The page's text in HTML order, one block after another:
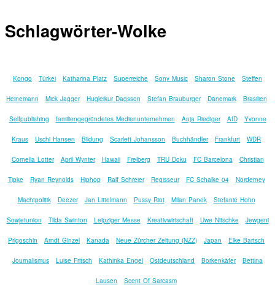
Schlagwörter-Wolke
Kongo Türkei Katharina Platz Superreiche Sony Music Sharon Stone Steffen
Heinemann Mick Jagger Hugleikur Dagsson Stefan Brauburger Dänemark Brasilien
Selfpublishing familiengegründetes Medienunternehmen Anja Riediger AfD Yvonne
Kraus Uschi Hansen Bildung Scarlett Johansson Buchhändler Frankfurt WDR
Cornelia Lotter April Wynter Hawaii Freiberg TRU Doku FC Barcelona Christian
Tipke Ryan Reynolds Hiphop Ralf Schreier Regisseur FC Schalke 04 Norderney
Machtpolitik Deezer Jan Littelmann Pussy Riot Milan Panek Stefanie Hohn
Sowjetunion Tilda Swinton Leipziger Messe Kreativwirtschaft Uwe Nitschke Jewgeni
Prigoschin Arndt Ginzel Kanada Neue Zürcher Zeitung (NZZ) Japan Eike Bartsch
Journalismus Luise Fritsch Kathinka Engel Ostdeutschland Borkenkäfer Bettina
Lausen Scent Of Sarcasm